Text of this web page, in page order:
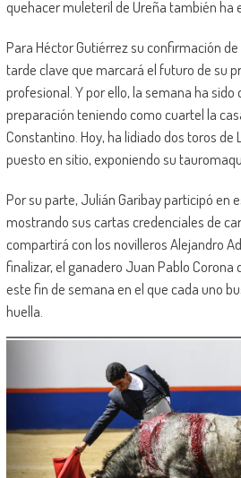
quehacer muleteril de Ureña también ha
Para Héctor Gutiérrez su confirmación
tarde clave que marcará el futuro de su
profesional. Y por ello, la semana ha sido
preparación teniendo como cuartel la
Constantino. Hoy, ha lidiado dos toros de
puesto en sitio, exponiendo su
Por su parte, Julián Garibay participó en
mostrando sus cartas credenciales de
compartirá con los novilleros Alejandro
finalizar, el ganadero Juan Pablo Corona
este fin de semana en el que cada uno
huella.